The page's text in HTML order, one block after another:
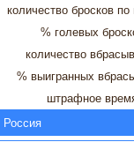
количество бросков по
% голевых
количество
% выигранных
штрафное
Россия